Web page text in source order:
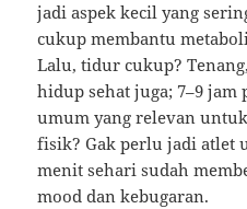
jadi aspek kecil yang
cukup membantu
Lalu, tidur cukup?
hidup sehat juga; 7–9 jam
umum yang relevan
fisik? Gak perlu jadi atlet
menit sehari sudah
mood dan kebugaran.